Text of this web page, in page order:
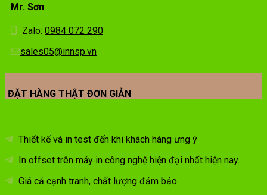
Mr. Sơn
Zalo: 0984 072 290
sales05@innsp.vn
ĐẶT HÀNG THẬT ĐƠN GIẢN
Thiết kế và in test đến khi khách hàng ưng ý
In offset trên máy in công nghệ hiện đại nhất hiện nay.
Giá cả cạnh tranh, chất lượng đảm bảo